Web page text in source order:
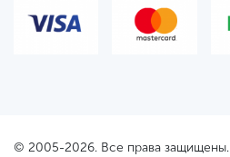
© 2005-2026. Все права защищены.